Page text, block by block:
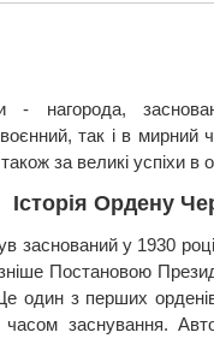
- нагорода,
так і в мирний
за великі успіхи в
Історія Ордену
заснований у 1930
Постановою
один з перших
часом заснування.